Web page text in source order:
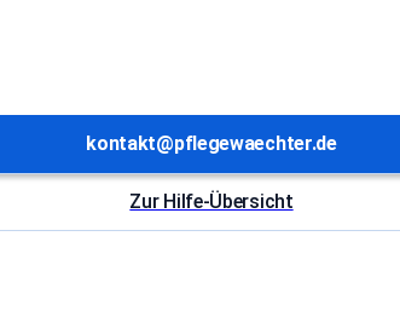
kontakt@pflegewaechter.de
Zur Hilfe-Übersicht